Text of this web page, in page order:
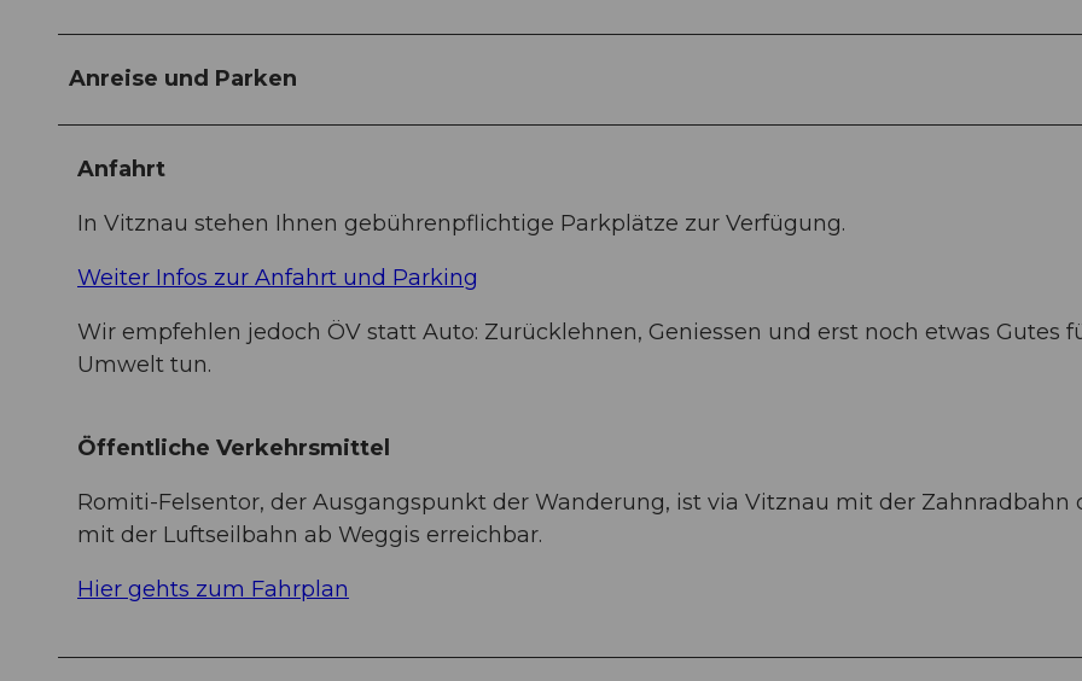
Anreise und Parken
Anfahrt
In Vitznau stehen Ihnen gebührenpflichtige Parkplätze zur Verfügung.
Weiter Infos zur Anfahrt und Parking
Wir empfehlen jedoch ÖV statt Auto: Zurücklehnen, Geniessen und erst noch etwas Gutes
Umwelt tun.
Öffentliche Verkehrsmittel
Romiti-Felsentor, der Ausgangspunkt der Wanderung, ist via Vitznau mit der Zahnradbahn
mit der Luftseilbahn ab Weggis erreichbar.
Hier gehts zum Fahrplan